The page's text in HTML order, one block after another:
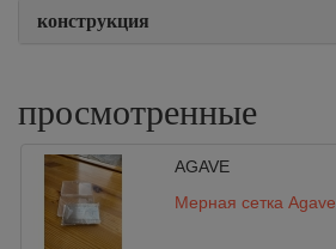
конструкция
просмотренные
AGAVE
Мерная сетка Agave